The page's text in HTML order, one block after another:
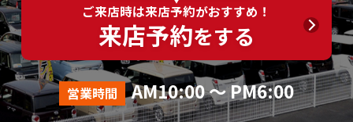
ご来店時は来店予約がおすすめ！
来店予約をする
営業時間 AM10:00 ～ PM6:00